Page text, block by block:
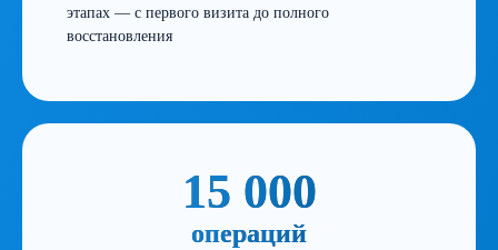
этапах — с первого визита до полного
восстановления
15 000
операций